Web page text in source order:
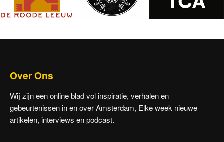
Over Ons
Wij zijn een online blad vol inspiratie, verhalen en
gebeurtenissen in en over Amsterdam, Elke week nieuwe
artikelen, interviews en podcast.